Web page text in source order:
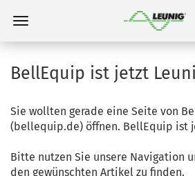
BellEquip ist jetzt
Sie wollten gerade eine Seite von
(bellequip.de) öffnen. BellEquip ist
Bitte nutzen Sie unsere Navigation
den gewünschten Artikel zu finden.